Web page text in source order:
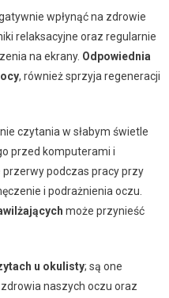
wpłynąć na zdrowie
relaksacyjne oraz regularnie
na ekrany. Odpowiednia
, również sprzyja regeneracji
czytania w słabym świetle
przed komputerami i
podczas pracy przy
i podrażnienia oczu.
może przynieść
u okulisty; są one
naszych oczu oraz